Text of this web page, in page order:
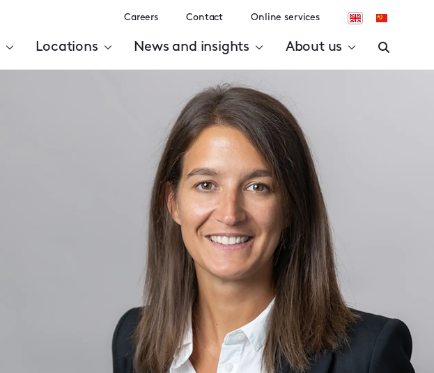
Careers Contact Online services
Locations News and insights About us